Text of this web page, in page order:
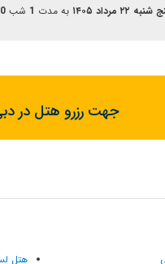
۲۲ مرداد ۱۴۰۵ به مدت 1 شب 0
جهت رزرو هتل در
هتل